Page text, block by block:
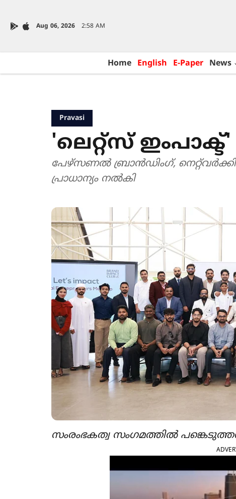
Aug 06, 2026 2:58 AM
Home English E-Paper News
Pravasi
'ലെറ്റ്‌സ്
പേഴ്സണൽ ബ്രാൻഡിംഗ്,
പ്രാധാന്യം നൽകി
സംരംഭകത്വ സംഗമത്തിൽ